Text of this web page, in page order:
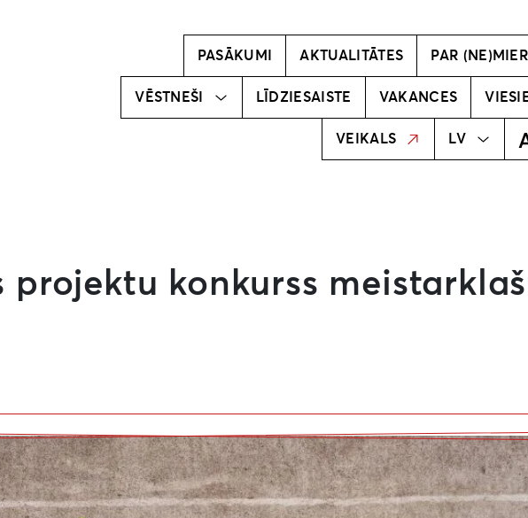
PASĀKUMI AKTUALITĀTES PAR
Radošā
VĒSTNEŠI
vēstnesi!
Mūsu
vēstneši
LĪDZIESAISTE VAKANCES
VEIKALS LV
EN
konkurss